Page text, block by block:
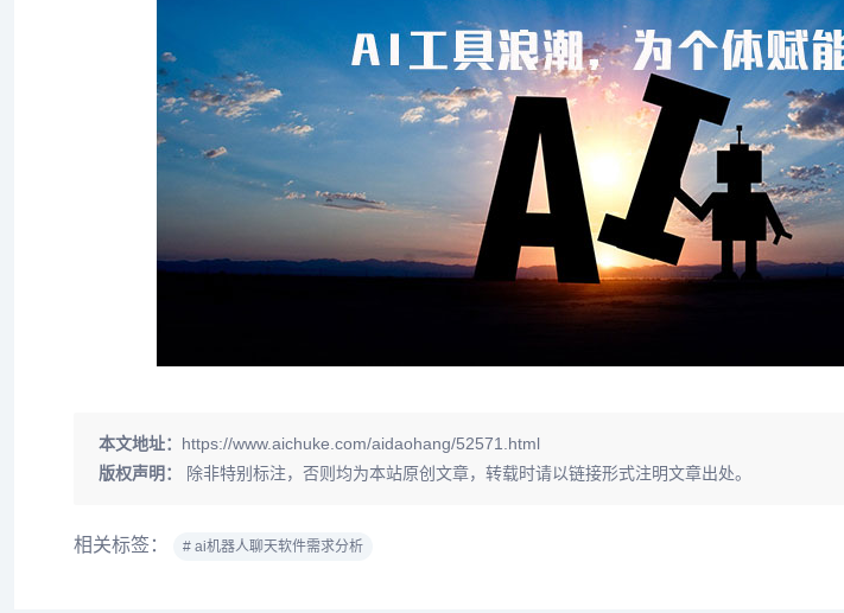
本文地址： https://www.aichuke.com/aidaohang/52571.html
版权声明：
除非特别标注，否则均为本站原创文章，转载时请以链接形式注明文章出处。
相关标签： # ai机器人聊天软件需求分析